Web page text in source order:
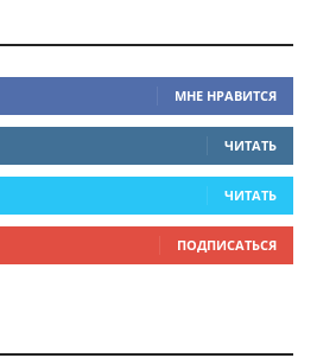
МНЕ НРАВИТСЯ
ЧИТАТЬ
ЧИТАТЬ
ПОДПИСАТЬСЯ